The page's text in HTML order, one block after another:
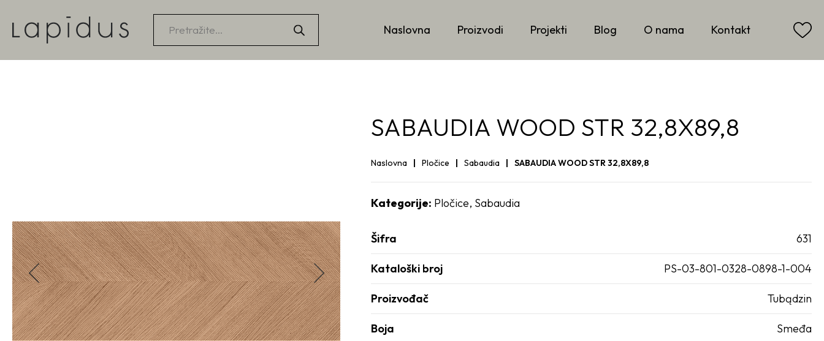
Products
search
Naslovna Proizvodi Projekti Blog O nama Kontakt
SABAUDIA WOOD STR 32,8X89,8
Naslovna Pločice Sabaudia SABAUDIA WOOD STR 32,8X89,8
Kategorije: Pločice, Sabaudia
Šifra 631
Kataloški broj PS-03-801-0328-0898-1-004
Proizvođač Tubądzin
Boja Smeđa